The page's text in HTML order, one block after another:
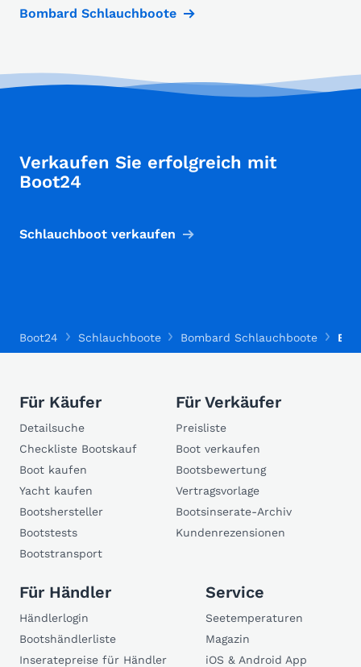
Bombard Schlauchboote
Verkaufen Sie erfolgreich mit
Boot24
Schlauchboot verkaufen
Boot24 Schlauchboote Bombard Schlauchboote
Für Käufer
Detailsuche
Checkliste Bootskauf
Boot kaufen
Yacht kaufen
Bootshersteller
Bootstests
Bootstransport
Für Verkäufer
Preisliste
Boot verkaufen
Bootsbewertung
Vertragsvorlage
Bootsinserate-Archiv
Kundenrezensionen
Für Händler
Händlerlogin
Bootshändlerliste
Inseratepreise für Händler
Service
Seetemperaturen
Magazin
iOS & Android App